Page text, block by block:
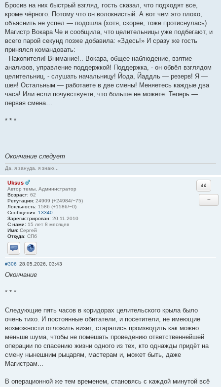
Бросив на них быстрый взгляд, гость сказал, что подходят все,
кроме чёрного. Потому что он волокнистый. А вот чем это плохо,
объяснить не успел — подошла (хотя, скорее, тоже протиснулась)
Магистр Вокара Че и сообщила, что целительницы уже подбегают, и
всего парой секунд позже добавила: «Здесь!» И сразу же гость
принялся командовать:
- Накопители! Внимание!.. Вокара, общее наблюдение, взятие
анализов, управление поддержкой! Поддержка, - он обвёл взглядом
целительниц, - слушать начальницу! Йода, Йаддль — резерв! Я —
шея! Остальным — работаете в две смены! Меняетесь каждые два
часа! Или если почувствуете, что больше не можете. Теперь —
первая смена…
* * *
Окончание следует
Да, я зануда, я знаю...
Uksus
Автор темы, Администратор
Возраст: 62
Репутация: 24909 (+24984/−75)
Лояльность: 1586 (+1586/−0)
Сообщения: 13340
Зарегистрирован: 20.11.2010
С нами: 15 лет 8 месяцев
Имя: Сергей
Откуда: СПб
Отправить личное сообщение
Сайт
−
#306 28.05.2026, 03:43
Окончание
* * *
Следующие пять часов в коридорах целительского крыла было
очень тихо. И постоянные обитатели, и посетители, не имеющие
возможности отложить визит, старались производить как можно
меньше шума, чтобы не помешать проведению ответственнейшей
операции по спасению жизни одного из тех, кто однажды придёт на
смену нынешним рыцарям, мастерам и, может быть, даже
Магистрам...
В операционной же тем временем, становясь с каждой минутой всё